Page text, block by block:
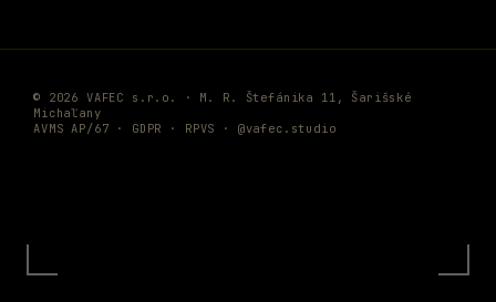
© 2026 VAFEC s.r.o. · M. R. Štefánika 11, Šarišské
Michaľany
AVMS AP/67 · GDPR · RPVS · @vafec.studio